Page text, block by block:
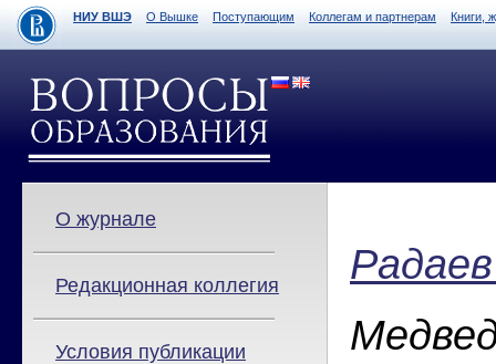
НИУ ВШЭ О Вышке Поступающим Коллегам и партнерам Книги,
О журнале
Редакционная коллегия
Условия публикации